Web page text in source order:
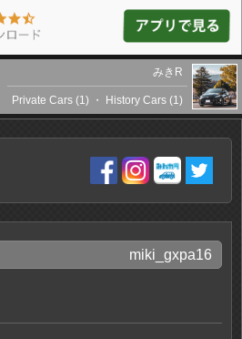
みきR
Private Cars (1) ・ History Cars (1)
miki_gxpa16